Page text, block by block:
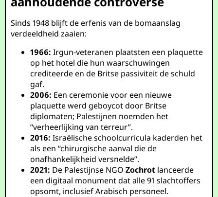
Sinds 1948 blijft de erfenis van de bomaanslag
verdeeldheid zaaien:
1966: Irgun-veteranen plaatsten een plaquette
op het hotel die hun waarschuwingen
crediteerde en de Britse passiviteit de schuld
gaf.
2006: Een ceremonie voor een nieuwe
plaquette werd geboycot door Britse
diplomaten; Palestijnen noemden het
“verheerlijking van terreur”.
2016: Israëlische schoolcurricula kaderden het
als een “chirurgische aanval die de
onafhankelijkheid versnelde”.
2021: De Palestijnse NGOZochrot lanceerde
een digitaal monument dat alle 91 slachtoffers
opsomt, inclusief Arabisch personeel.